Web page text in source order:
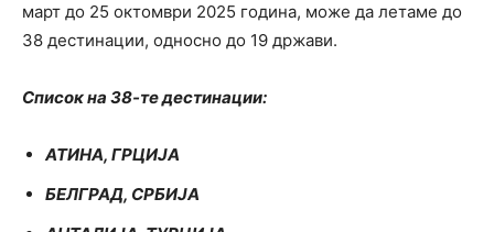
март до 25 октомври 2025 година, може да летаме до
38 дестинации, односно до 19 држави.
Список на 38-те дестинации:
АТИНА, ГРЦИЈА
БЕЛГРАД, СРБИЈА